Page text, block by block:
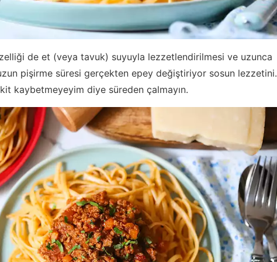
de et (veya tavuk) suyuyla lezzetlendirilmesi ve uzunca
pişirme süresi gerçekten epey değiştiriyor sosun lezzetini.
kaybetmeyeyim diye süreden çalmayın.